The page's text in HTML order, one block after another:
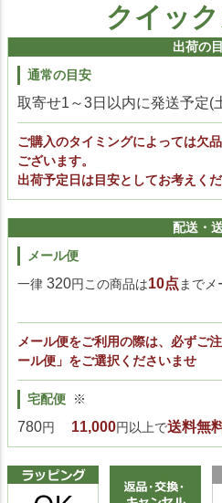
クイッ
出荷の
通常の目安
取寄せ1～3日以内に発送予定(
ご購入のタイミングによっては欠
ございます。
出荷予定日は目安としてお考えくだ
配送・
メール便
一律 320円この商品は10点 まで
メール便をご利用の際は、必ずご
ール便」をご選択くださいませ
宅配便
780円
※
11,000円以上で送料無